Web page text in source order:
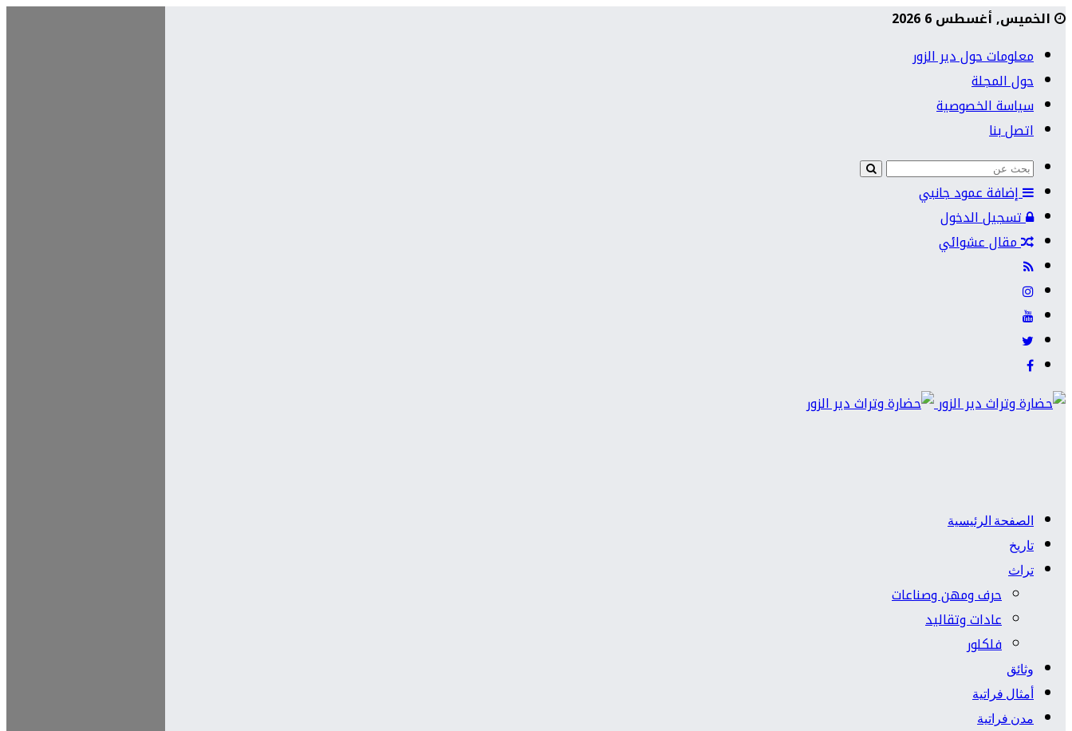
الخميس, أغسطس 6 2026
معلومات حول دير الزور
حول المجلة
سياسة الخصوصية
اتصل بنا
إضافة عمود جانبي
تسجيل الدخول
مقال عشوائي
الصفحة الرئيسية
تاريخ
تراث
حرف ومهن وصناعات
عادات وتقاليد
فلكلور
وثائق
أمثال فراتية
مدن فراتية